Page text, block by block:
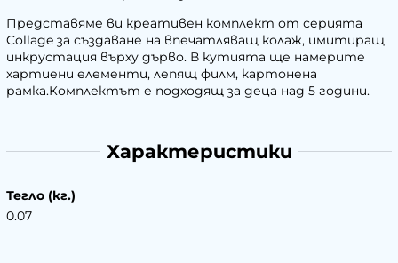
Представяме ви креативен комплект от серията
Collage за създаване на впечатляващ колаж, имитиращ
инкрустация върху дърво. В кутията ще намерите
хартиени елементи, лепящ филм, картонена
рамка.Комплектът е подходящ за деца над 5 години.
Характеристики
Тегло (кг.)
0.07